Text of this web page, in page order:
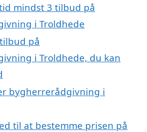
mindst 3 tilbud på
i Troldhede
på
i Troldhede, du kan
bygherrerådgivning i
til at bestemme prisen på